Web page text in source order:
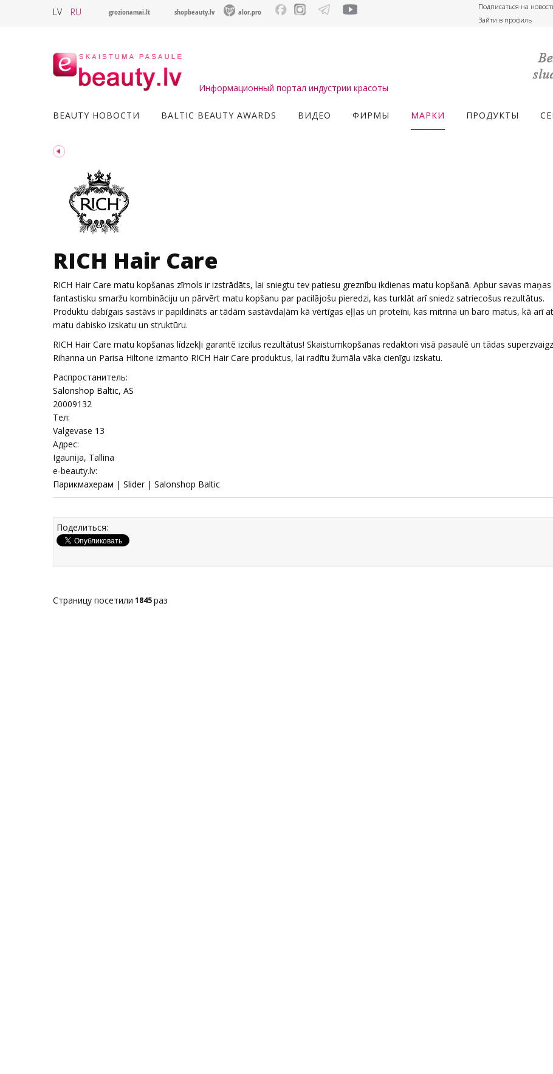
LV RU grozionamai.lt shopbeauty.lv alor.pro
Подписаться на
Зайти в профиль
Информационный портал индустрии красоты
BEAUTY НОВОСТИ BALTIC BEAUTY AWARDS ВИДЕО ФИРМЫ МАРКИ ПРОДУКТЫ
RICH Hair Care
RICH Hair Care matu kopšanas zīmols ir izstrādāts, lai sniegtu tev patiesu greznību ikdienas matu kopšanā. Apbur savas
fantastisku smaržu kombināciju un pārvērt matu kopšanu par pacilājošu pieredzi, kas turklāt arī sniedz satriecošus rezultātus.
Produktu dabīgais sastāvs ir papildināts ar tādām sastāvdaļām kā vērtīgas eļļas un proteīni, kas mitrina un baro matus, kā arī
matu dabisko izskatu un struktūru.
RICH Hair Care matu kopšanas līdzekļi garantē izcilus rezultātus! Skaistumkopšanas redaktori visā pasaulē un tādas
Rihanna un Parisa Hiltone izmanto RICH Hair Care produktus, lai radītu žurnāla vāka cienīgu izskatu.
Распростанитель:
Salonshop Baltic, AS
20009132
Тел:
Valgevase 13
Адрес:
Igaunija, Tallina
e-beauty.lv:
Парикмахерам | Slider| Salonshop Baltic
Поделиться:
Страницу посетили 1845раз